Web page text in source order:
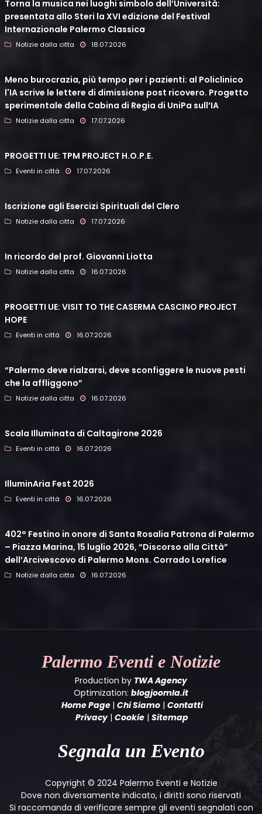
Torna la musica nei luoghi simbolo dell’Università:
presentata allo Steri la XVI edizione del Festival
Internazionale Palermo Classica
Notizie dalla citta 18.07.2026
Meno burocrazia, più tempo per i pazienti: al Policlinico
l'IA scrive le lettere di dimissione post ricovero. Progetto
sperimentale della Cabina di Regia di UniPa sull’IA
Notizie dalla citta 17.07.2026
PROGETTI UE: TPM PROJECT H.O.P.E.
Eventi in città 17.07.2026
Iscrizione agli Esercizi Spirituali del Clero
Notizie dalla citta 17.07.2026
In ricordo del prof. Giovanni Liotta
Notizie dalla citta 16.07.2026
PROGETTI UE: VISIT TO THE CASERMA CASCINO PROJECT
HOPE
Eventi in città 16.07.2026
“Palermo deve rialzarsi, deve sconfiggere le nuove pesti
che la affliggono”
Notizie dalla citta 16.07.2026
Scala Illuminata di Caltagirone 2026
Eventi in città 16.07.2026
IlluminAria Fest 2026
Eventi in città 16.07.2026
402° Festino in onore di Santa Rosalia Patrona di Palermo
– Piazza Marina, 15 luglio 2026, “Discorso alla Città”
dell’Arcivescovo di Palermo Mons. Corrado Lorefice
Notizie dalla citta 16.07.2026
Palermo Eventi e Notizie
Production by TWA Agency
Optimization: blogjoomla.it
Home Page | Chi Siamo| Contatti
Privacy| Cookie | Sitemap
Segnala un Evento
Copyright © 2024 Palermo Eventi e Notizie
Dove non diversamente indicato, i diritti sono riservati
Si raccomanda di verificare sempre gli eventi segnalati con